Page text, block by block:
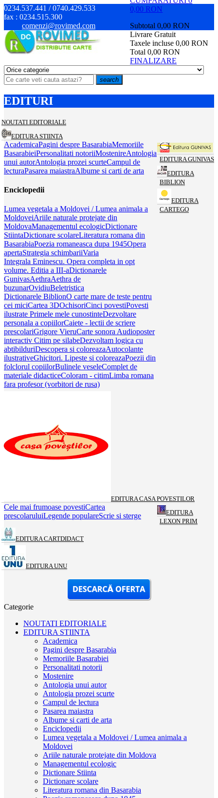
0234.537.441 / 0740.429.533
fax : 0234.515.300
comenzi@rovimed.com
0,00 RON
Subtotal 0,00 RON
Livrare Gratuit
Taxele incluse 0,00 RON
Total 0,00 RON
FINALIZARE
search
EDITURI
NOUTATI EDITORIALE
EDITURA STIINTA
AcademicaPagini despre BasarabiaMemoriile
BasarabieiPersonalitati notoriiMostenireAntologia
unui autorAntologia prozei scurteCampul de
lecturaPasarea maiastraAlbume si carti de arta
Enciclopedii
Lumea vegetala a Moldovei / Lumea animala a
MoldoveiAriile naturale protejate din
MoldovaManagementul ecologicDictionare
StiintaDictionare scolareLiteratura romana din
BasarabiaPoezia romaneasca dupa 1945Opera
apertaStrategia schimbariiVaria
EDITURA GUNIVAS
Integrala Eminescu. Opera completa in opt
volume. Editia a III-aDictionarele
GunivasAethraAethra de
buzunarOvidiuBeletristica
EDITURA
BIBLION
Dictionarele BiblionO carte mare de teste pentru
cei miciCartea 3DOchisoriCinci povestiPovesti
ilustrate Primele mele cunostinteDezvoltare
personala a copiilorCaiete - lectii de scriere
prescolariGrigore VieruCarte sonora Audioposter
interactiv Citim pe silabeDezvoltam logica cu
abtibilduriDescopera si coloreazaAutocolante
ilustrativeGhicitori. Lipeste si coloreazaPoezii din
folclorul copiilorBulinele veseleComplet de
materiale didacticeColoram - citimLimba romana
fara profesor (vorbitori de rusa)
EDITURA
CARTEGO
EDITURA CASA POVESTILOR
Cele mai frumoase povestiCartea
prescolaruluiLegende populareScrie si sterge
EDITURA
LEXON PRIM
EDITURA CARTDIDACT
EDITURA UNU
Categorie
NOUTATI EDITORIALE
EDITURA STIINTA
Academica
Pagini despre Basarabia
Memoriile Basarabiei
Personalitati notorii
Mostenire
Antologia unui autor
Antologia prozei scurte
Campul de lectura
Pasarea maiastra
Albume si carti de arta
Enciclopedii
Lumea vegetala a Moldovei / Lumea animala a
Moldovei
Ariile naturale protejate din Moldova
Managementul ecologic
Dictionare Stiinta
Dictionare scolare
Literatura romana din Basarabia